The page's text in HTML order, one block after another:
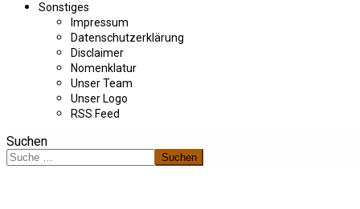
Sonstiges
Impressum
Datenschutzerklärung
Disclaimer
Nomenklatur
Unser Team
Unser Logo
RSS Feed
Suchen
Suchen